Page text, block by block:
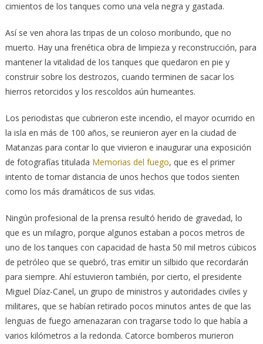
cimientos de los tanques como una vela negra y gastada.
Así se ven ahora las tripas de un coloso moribundo, que no
muerto. Hay una frenética obra de limpieza y reconstrucción, para
mantener la vitalidad de los tanques que quedaron en pie y
construir sobre los destrozos, cuando terminen de sacar los
hierros retorcidos y los rescoldos aún humeantes.
Los periodistas que cubrieron este incendio, el mayor ocurrido en
la isla en más de 100 años, se reunieron ayer en la ciudad de
Matanzas para contar lo que vivieron e inaugurar una exposición
de fotografías titulada Memorias del fuego, que es el primer
intento de tomar distancia de unos hechos que todos sienten
como los más dramáticos de sus vidas.
Ningún profesional de la prensa resultó herido de gravedad, lo
que es un milagro, porque algunos estaban a pocos metros de
uno de los tanques con capacidad de hasta 50 mil metros cúbicos
de petróleo que se quebró, tras emitir un silbido que recordarán
para siempre. Ahí estuvieron también, por cierto, el presidente
Miguel Díaz-Canel, un grupo de ministros y autoridades civiles y
militares, que se habían retirado pocos minutos antes de que las
lenguas de fuego amenazaran con tragarse todo lo que había a
varios kilómetros a la redonda. Catorce bomberos murieron